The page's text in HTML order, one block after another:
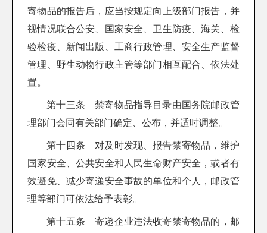
寄物品的报告后，应当按规定向上级部门报告，并
视情况联合公安、国家安全、卫生防疫、海关、检
验检疫、新闻出版、工商行政管理、安全生产监督
管理、野生动物行政主管等部门相互配合、依法处
置。
第十三条 禁寄物品指导目录由国务院邮政管
理部门会同有关部门确定、公布，并适时调整。
第十四条 对及时发现、报告禁寄物品，维护
国家安全、公共安全和人民生命财产安全，或者有
效避免、减少寄递安全事故的单位和个人，邮政管
理等部门可依法给予表彰。
第十五条 寄递企业违法收寄禁寄物品的，邮